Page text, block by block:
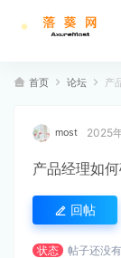
首页 论坛 产
most 2025
产品经理如
回帖
状态 帖子还没